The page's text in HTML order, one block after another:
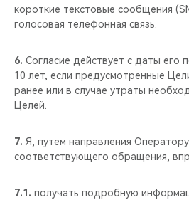
короткие текстовые сообщения
голосовая телефонная связь.
6. Согласие действует с даты его
10 лет, если предусмотренные
ранее или в случае утраты
Целей.
7. Я, путем направления
соответствующего обращения,
7.1. получать подробную